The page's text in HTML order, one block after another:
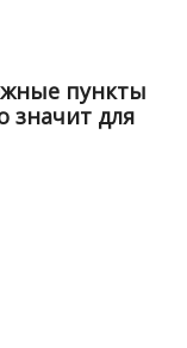
пункты
значит для